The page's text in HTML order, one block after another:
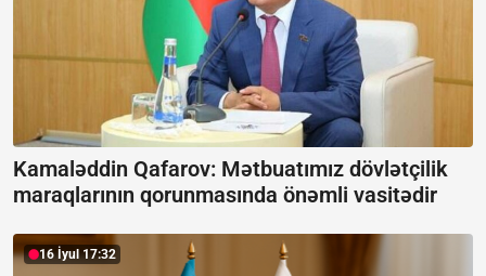
Kamaləddin Qafarov: Mətbuatımız dövlətçilik
maraqlarının qorunmasında önəmli vasitədir
16 İyul 17:32